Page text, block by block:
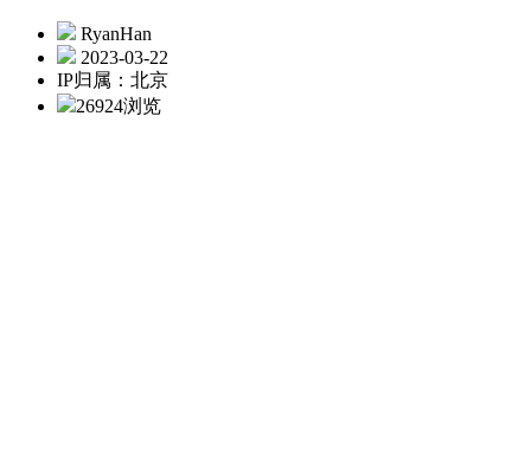
RyanHan
2023-03-22
IP归属：北京
26924浏览